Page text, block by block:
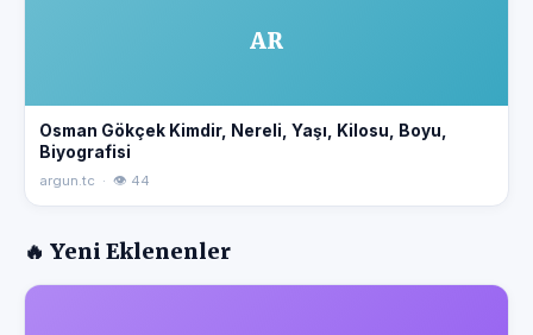
AR
Osman Gökçek Kimdir, Nereli, Yaşı, Kilosu, Boyu,
Biyografisi
argun.tc · 👁 44
🔥 Yeni Eklenenler